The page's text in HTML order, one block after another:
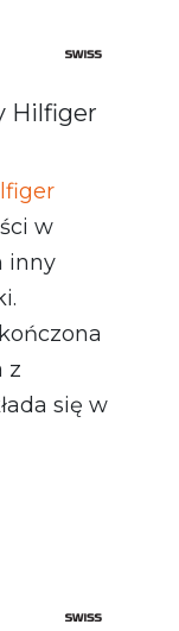
Hilfiger
w
inny
z
się w